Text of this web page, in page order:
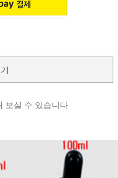
보실 수 있습니다